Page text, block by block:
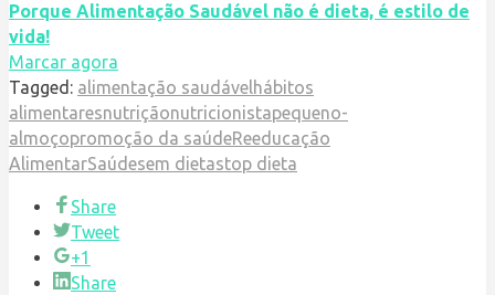
Porque Alimentação Saudável não é dieta, é estilo de
vida!
Marcar agora
Tagged: alimentação saudávelhábitos
alimentaresnutriçãonutricionistapequeno-
almoçopromoção da saúdeReeducação
AlimentarSaúdesem dietastop dieta
Share
Tweet
+1
Share